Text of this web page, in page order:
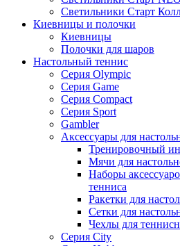
Светильники Старт
Киевницы и полочки
Киевницы
Полочки для шаров
Настольный теннис
Серия Olympic
Серия Game
Серия Compact
Серия Sport
Gambler
Аксессуары для
Тренировочный
Мячи для
Наборы
тенниса
Ракетки для
Сетки для
Чехлы для
Серия City